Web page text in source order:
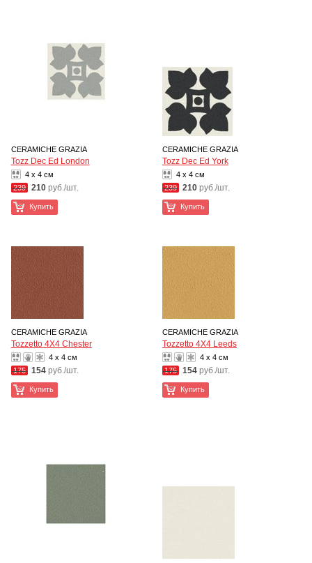
CERAMICHE GRAZIA
Tozz Dec Ed London
4 x 4 см
239 210 руб./шт.
Купить
CERAMICHE GRAZIA
Tozz Dec Ed York
4 x 4 см
239 210 руб./шт.
Купить
CERAMICHE GRAZIA
Tozzetto 4X4 Chester
4 x 4 см
175 154 руб./шт.
Купить
CERAMICHE GRAZIA
Tozzetto 4X4 Leeds
4 x 4 см
175 154 руб./шт.
Купить